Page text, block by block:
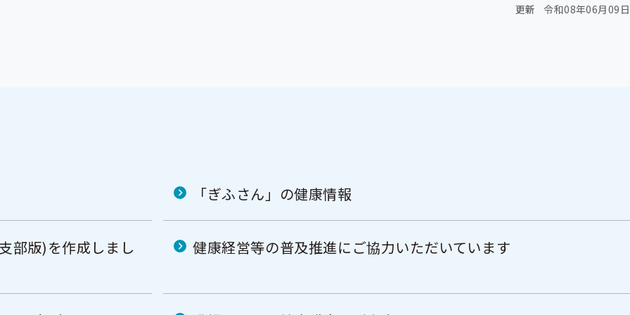
更新 令和08年06月09日
「ぎふさん」の健康情報
部版)を作成しまし
健康経営等の普及推進にご協力いただいています